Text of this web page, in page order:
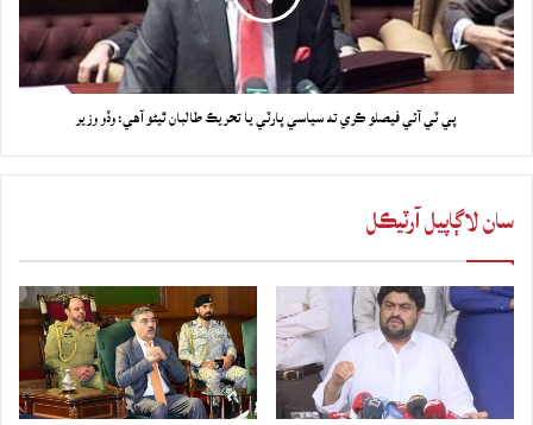
پي ٽي آئي فيصلو ڪري ته سياسي پارٽي يا تحريڪ طالبان ٿيڻو آهي: وڏو وزير
سان لاڳاپيل آرٽيڪل